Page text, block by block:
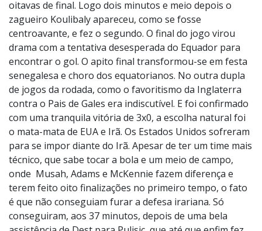
oitavas de final. Logo dois minutos e meio depois o
zagueiro Koulibaly apareceu, como se fosse
centroavante, e fez o segundo. O final do jogo virou
drama com a tentativa desesperada do Equador para
encontrar o gol. O apito final transformou-se em festa
senegalesa e choro dos equatorianos. No outra dupla
de jogos da rodada, como o favoritismo da Inglaterra
contra o Pais de Gales era indiscutível. E foi confirmado
com uma tranquila vitória de 3x0, a escolha natural foi
o mata-mata de EUA e Irã. Os Estados Unidos sofreram
para se impor diante do Irã. Apesar de ter um time mais
técnico, que sabe tocar a bola e um meio de campo,
onde Musah, Adams e McKennie fazem diferença e
terem feito oito finalizações no primeiro tempo, o fato
é que não conseguiam furar a defesa irariana. Só
conseguiram, aos 37 minutos, depois de uma bela